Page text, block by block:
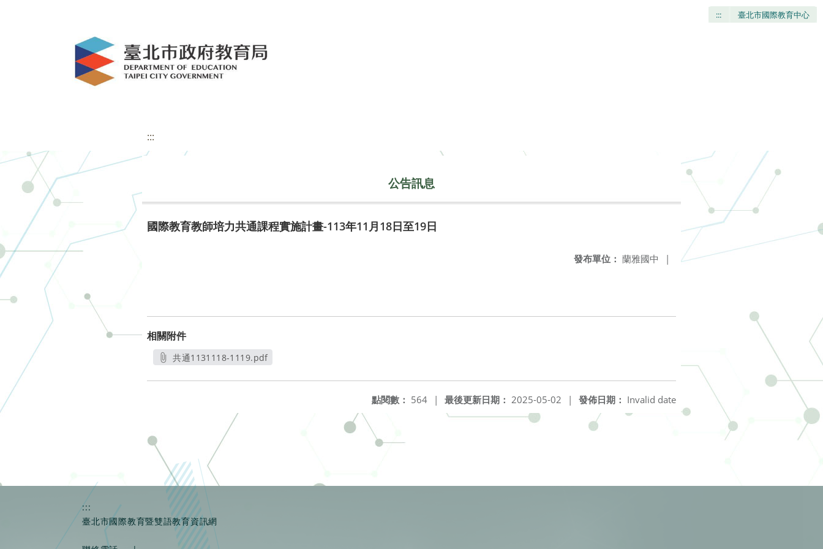
::: 臺北市國際教育中心
:::
公告訊息
國際教育教師培力共通課程實施計畫-113年11月18日至19日
發布單位： 蘭雅國中 |
相關附件
共通1131118-1119.pdf
發佈日期： Invalid date
最後更新日期： 2025-05-02 |
點閱數： 564 |
:::
臺北市國際教育暨雙語教育資訊網